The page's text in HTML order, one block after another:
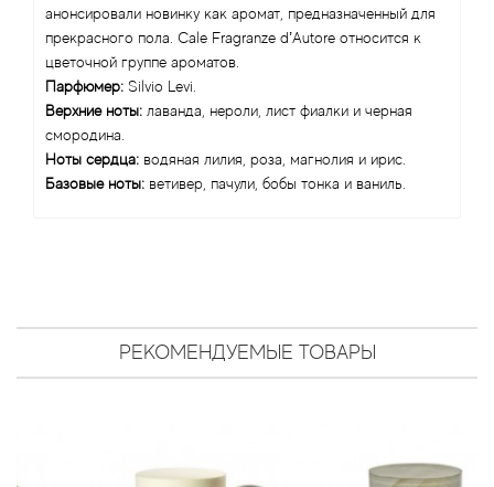
анонсировали новинку как аромат, предназначенный для
прекрасного пола. Cale Fragranze d’Autore относится к
цветочной группе ароматов.
Парфюмер: Silvio Levi.
Верхние ноты: лаванда, нероли, лист фиалки и черная
смородина.
Ноты сердца: водяная лилия, роза, магнолия и ирис.
Базовые ноты: ветивер, пачули, бобы тонка и ваниль.
РЕКОМЕНДУЕМЫЕ ТОВАРЫ
Anna Sui
Annayake
Anne Fontaine
Annick Goutal
Antonio Puig